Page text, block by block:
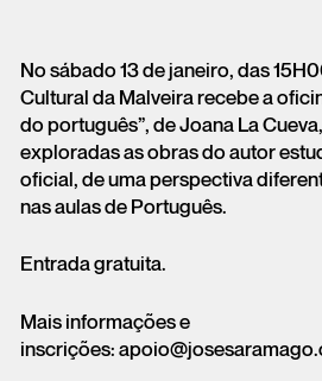
No sábado 13 de janeiro, das
Cultural da Malveira recebe a
do português”, de Joana La
exploradas as obras do autor
oficial, de uma perspectiva
nas aulas de Português.
Entrada gratuita.
Mais informações e
inscrições: